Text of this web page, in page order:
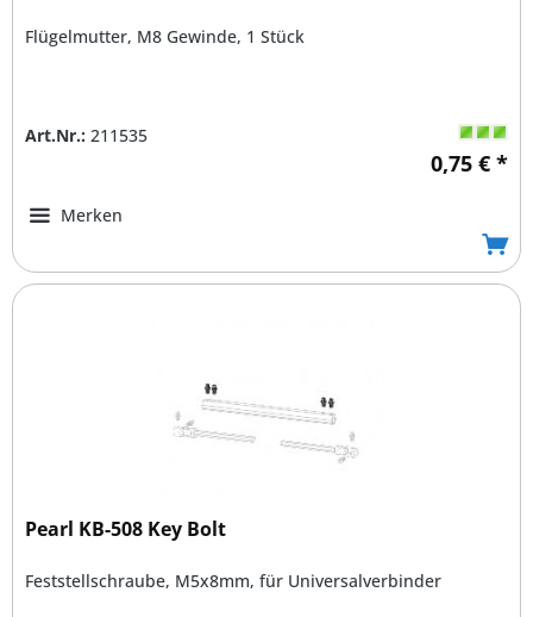
Flügelmutter, M8 Gewinde, 1 Stück
Art.Nr.: 211535
0,75 € *
Merken
Pearl KB-508 Key Bolt
Feststellschraube, M5x8mm, für Universalverbinder